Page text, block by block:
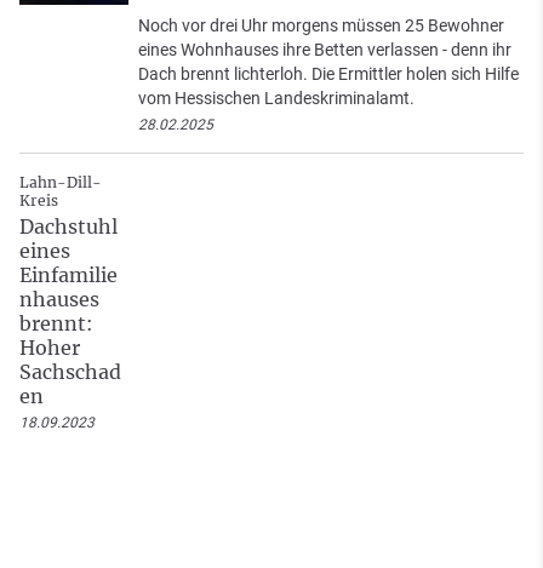
Noch vor drei Uhr morgens müssen 25 Bewohner
eines Wohnhauses ihre Betten verlassen - denn ihr
Dach brennt lichterloh. Die Ermittler holen sich Hilfe
vom Hessischen Landeskriminalamt.
28.02.2025
Lahn-Dill-
Kreis
Dachstuhl
eines
Einfamilie
nhauses
brennt:
Hoher
Sachschad
en
18.09.2023